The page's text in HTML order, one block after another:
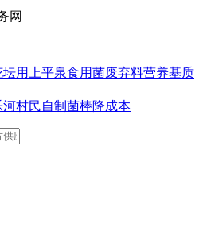
网
用上平泉食用菌废弃料营养基质
村民自制菌棒降成本